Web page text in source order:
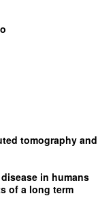
tomography and
in humans
of a long term